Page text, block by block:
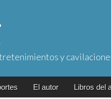
y
El autor Libros del